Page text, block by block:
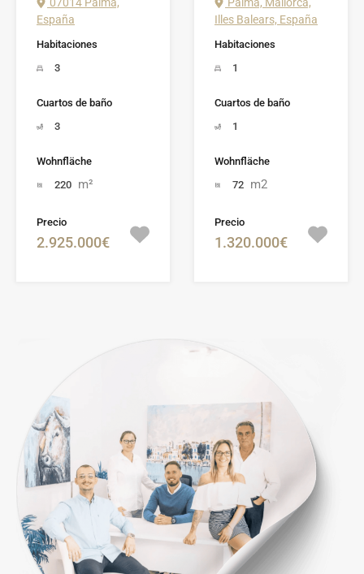
España
Habitaciones
3
Cuartos de baño
3
Wohnfläche
220 m²
Precio
2.925.000€
Illes Balears, España
Habitaciones
1
Cuartos de baño
1
Wohnfläche
72 m2
Precio
1.320.000€